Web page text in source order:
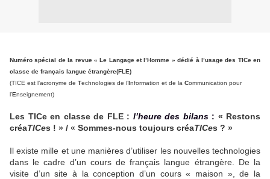
Numéro spécial de la revue « Le Langage et l’Homme » dédié à l’usage des TICe en
classe de français langue étrangère(FLE)
(TICE est l’acronyme de Technologies de l’Information et de la Communication pour
l’Enseignement)
Les TICe en classe de FLE : l’heure des bilans: « Restons
créaTICes ! » / « Sommes-nous toujours créaTICes ? »
Il existe mille et une manières d’utiliser les nouvelles technologies
dans le cadre d’un cours de français langue étrangère. De la
visite d’un site à la conception d’un cours « maison », de la